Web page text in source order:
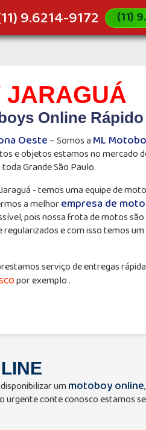
9.6214-9172 (11)
JARAGUÁ
Online Rápido
Oeste – Somos a ML
e objetos estamos no mercado
Grande São Paulo.
- temos uma equipe de
a melhorempresa de
pois nossa frota de motos
e com isso temos
serviço de entregas
por exemplo .
ummotoboy online
urgente conte conosco estamos